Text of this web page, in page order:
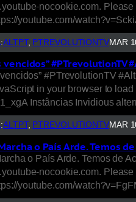
nocookie.com.
youtube.com/
:ALTPT, PTREVOLUTIONTVMAR
vencidos” #PTrevolutionTV
#PTrevolutionTV
in your browser to
Instâncias Invidious
:ALTPT, PTREVOLUTIONTVMAR
o País Arde. Temos
o País Arde. Temos de
nocookie.com.
youtube.com/